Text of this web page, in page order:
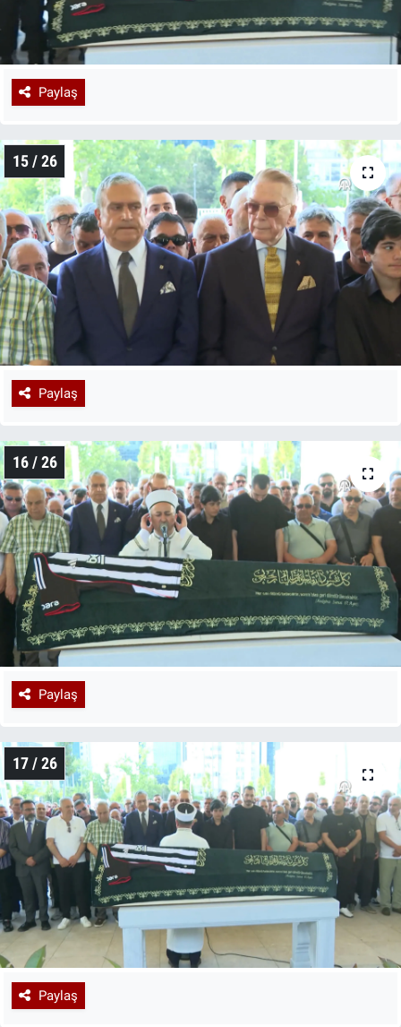
Paylaş
15 / 26
Paylaş
16 / 26
Paylaş
17 / 26
Paylaş